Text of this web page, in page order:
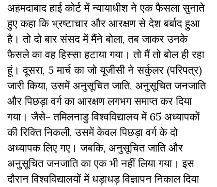
अहमदाबाद हाई कोर्ट में न्यायाधीश ने एक फैसला सुनाते
हुए कहा कि भ्रष्टाचार और आरक्षण से देश बर्बाद हुआ
है। तो दो बार संसद में मैंने बोला, तब जाकर उनके
फैसले का वह हिस्सा हटाया गया। तो मैं तो बोल ही रहा
हूं। दूसरा, 5 मार्च का जो यूजीसी ने सर्कुलर (परिपत्र)
जारी किया, उसमें अनुसूचित जाति, अनुसूचित जनजाति
और पिछड़ा वर्ग का आरक्षण लगभग समाप्त कर दिया
गया। जैसे- तमिलनाडु विश्वविद्यालय में 65 अध्यापकों
की रिक्ति निकली, उसमें केवल पिछड़ा वर्ग के दो
अध्यापक लिए गए। जबकि, अनुसूचित जाति और
अनुसूचित जनजाति का एक भी नहीं लिया गया। इस
दौरान विश्वविद्यालयों में धड़ाधड़ विज्ञापन निकाल दिया